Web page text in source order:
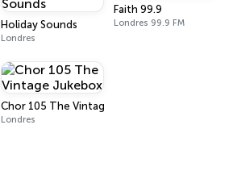
Holiday Sounds
Londres
Faith 99.9
Londres 99.9 FM
Chor 105 The Vintage Jukebox
Londres